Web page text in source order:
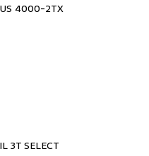
4000-2TX
3T SELECT